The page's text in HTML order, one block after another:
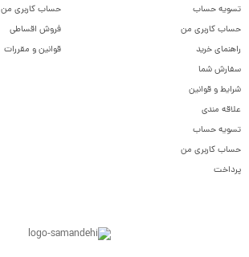
تسویه حساب
حساب کاربری من
راهنمای خرید
سفارش شما
شرایط و قوانین
علاقه مندی
تسویه حساب
حساب کاربری من
پرداخت
حساب کاربری من
فروش اقساطی
قوانین و مقررات